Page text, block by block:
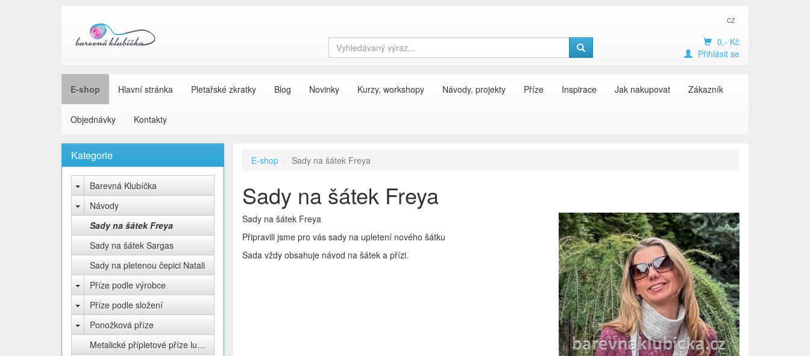
cz
0,- Kč
Přihlásit se
E-shop Hlavní stránka Pletařské zkratky Blog Novinky Kurzy, workshopy Návody, projekty Příze Inspirace Jak nakupovat Zákazník
Objednávky Kontakty
Kategorie
Barevná Klubíčka
Návody
Sady na šátek Freya
Sady na šátek Sargas
Sady na pletenou čepici Natali
Příze podle výrobce
Příze podle složení
Ponožková příze
Metalické přípletové příze lurex
E-shop Sady na šátek Freya
Sady na šátek Freya
Sady na šátek Freya
Připravili jsme pro vás sady na upletení nového šátku
Sada vždy obsahuje návod na šátek a přízi.